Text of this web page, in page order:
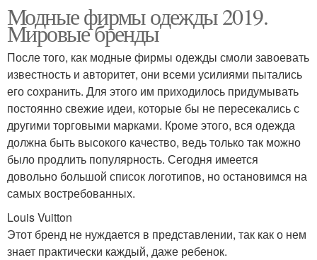
Модные фирмы одежды 2019.
Мировые бренды
После того, как модные фирмы одежды смоли завоевать
известность и авторитет, они всеми усилиями пытались
его сохранить. Для этого им приходилось придумывать
постоянно свежие идеи, которые бы не пересекались с
другими торговыми марками. Кроме этого, вся одежда
должна быть высокого качество, ведь только так можно
было продлить популярность. Сегодня имеется
довольно большой список логотипов, но остановимся на
самых востребованных.
Louis Vuitton
Этот бренд не нуждается в представлении, так как о нем
знает практически каждый, даже ребенок.